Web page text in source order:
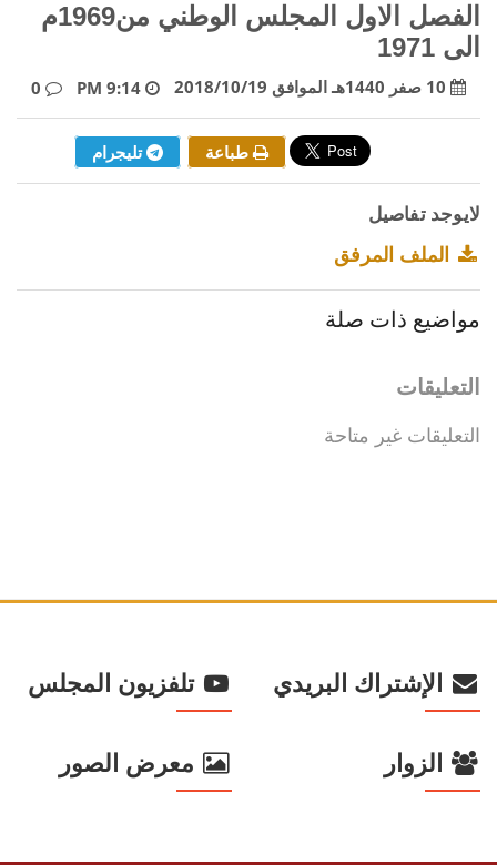
الفصل الاول المجلس الوطني من1969م
الى 1971
طباعة تليجرام
لايوجد تفاصيل
الملف المرفق
مواضيع ذات صلة
التعليقات
التعليقات غير متاحة
الإشتراك البريدي تلفزيون المجلس
الزوار معرض الصور